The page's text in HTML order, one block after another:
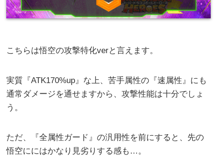
こちらは悟空の攻撃特化verと言えます。
実質『ATK170%up』な上、苦手属性の『速属性』にも
通常ダメージを通せますから、攻撃性能は十分でしょ
う。
ただ、『全属性ガード』の汎用性を前にすると、先の
悟空ににはかなり見劣りする感も…。